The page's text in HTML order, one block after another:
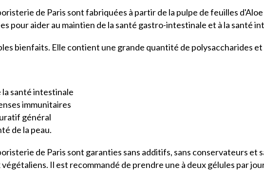
de Paris sont fabriquées à partir de la pulpe de feuilles
pour aider au maintien de la santé gastro-intestinale et à la santé
bienfaits. Elle contient une grande quantité de polysaccharides et
la santé intestinale
immunitaires
général
de la peau.
de Paris sont garanties sans additifs, sans conservateurs et
Il est recommandé de prendre une à deux gélules par